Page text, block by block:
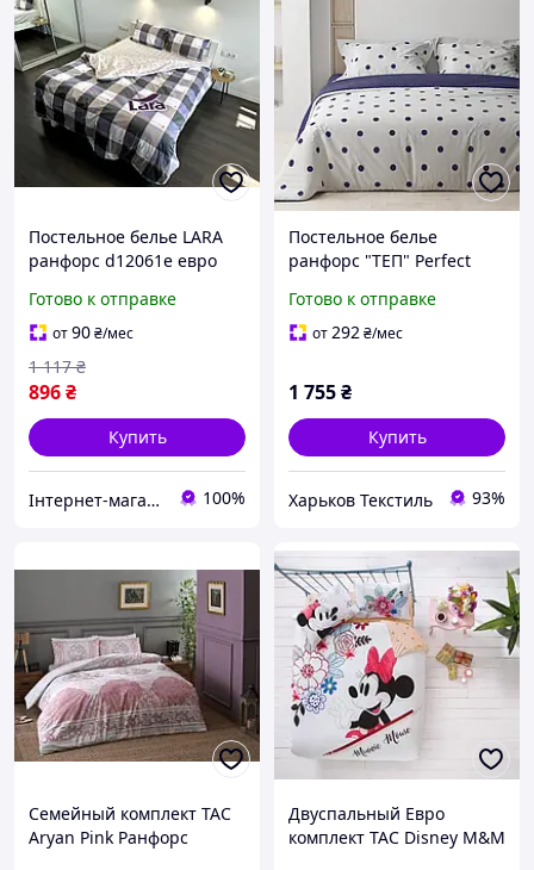
Постельное белье LARA
ранфорс d12061e евро
Готово к отправке
от90₴/мес
896₴
1 117 ₴
Купить
Інтернет-магазин "Домашній" 100%
Постельное белье
ранфорс "ТЕП" Perfect
комплект для сна Евро
Готово к отправке
от292₴/мес
1 755₴
Купить
Харьков Текстиль 93%
Семейный комплект TAC
Aryan Pink Ранфорс
Двуспальный Евро
комплект TAC Disney M&M